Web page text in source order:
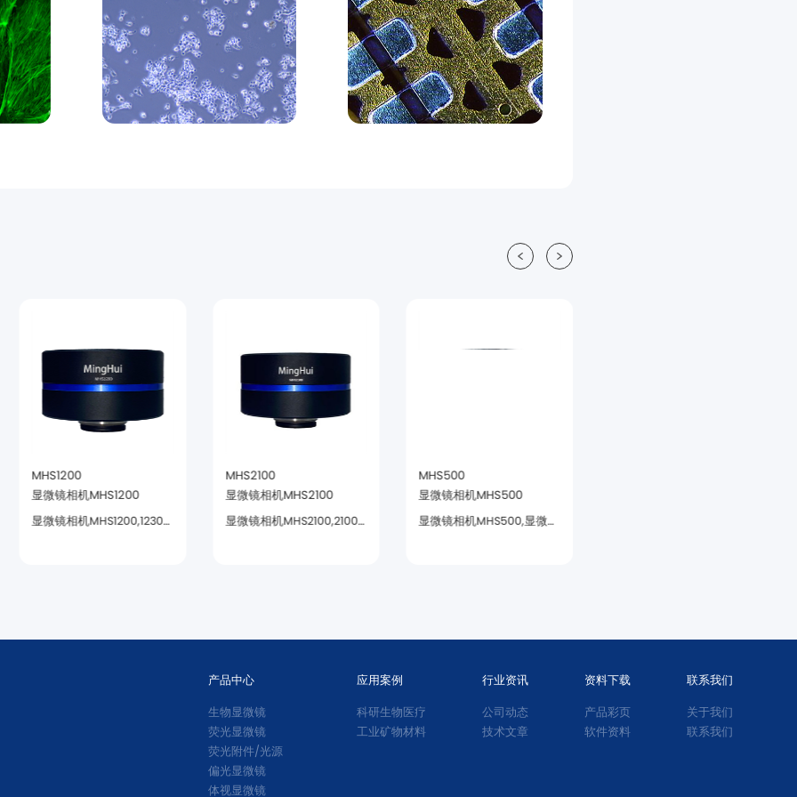
MHS1200
显微镜相机MHS1200
MHS2100
显微镜相机MHS2100
MHS500
显微镜相机MHS500
产品中心
生物显微镜
荧光显微镜
荧光附件/光源
偏光显微镜
体视显微镜
应用案例
科研生物医疗
工业矿物材料
行业资讯
公司动态
技术文章
资料下载
产品彩页
软件资料
联系我们
关于我们
联系我们